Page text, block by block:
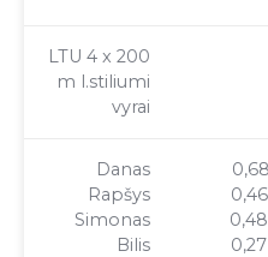
LTU 4 x 200
m l.stiliumi
vyrai
Danas
Rapšys
Simonas
Bilis
0,68
0,46
0,48
0,27